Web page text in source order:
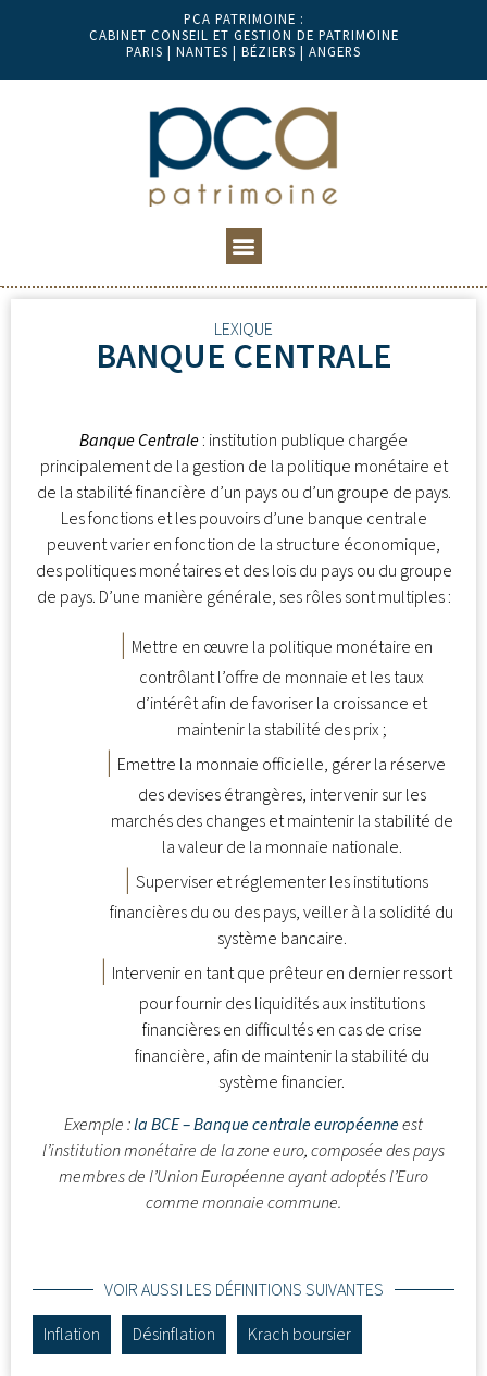
PCA PATRIMOINE :
CABINET CONSEIL ET GESTION DE PATRIMOINE
PARIS | NANTES | BÉZIERS | ANGERS
LEXIQUE
BANQUE CENTRALE
Banque Centrale: institution publique chargée
principalement de la gestion de la politique monétaire et
de la stabilité financière d’un pays ou d’un groupe de pays.
Les fonctions et les pouvoirs d’une banque centrale
peuvent varier en fonction de la structure économique,
des politiques monétaires et des lois du pays ou du groupe
de pays. D’une manière générale, ses rôles sont multiples :
Mettre en œuvre la politique monétaire en
contrôlant l’offre de monnaie et les taux
d’intérêt afin de favoriser la croissance et
maintenir la stabilité des prix ;
Emettre la monnaie officielle, gérer la réserve
des devises étrangères, intervenir sur les
marchés des changes et maintenir la stabilité de
la valeur de la monnaie nationale.
Superviser et réglementer les institutions
financières du ou des pays, veiller à la solidité du
système bancaire.
Intervenir en tant que prêteur en dernier ressort
pour fournir des liquidités aux institutions
financières en difficultés en cas de crise
financière, afin de maintenir la stabilité du
système financier.
Exemple :la BCE – Banque centrale européenneest
l’institution monétaire de la zone euro, composée des pays
membres de l’Union Européenne ayant adoptés l’Euro
comme monnaie commune.
VOIR AUSSI LES DÉFINITIONS SUIVANTES
Inflation
Désinflation Krach boursier